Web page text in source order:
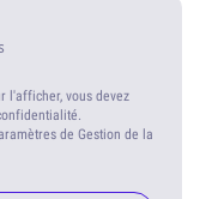
l'afficher, vous devez
de Gestion de la